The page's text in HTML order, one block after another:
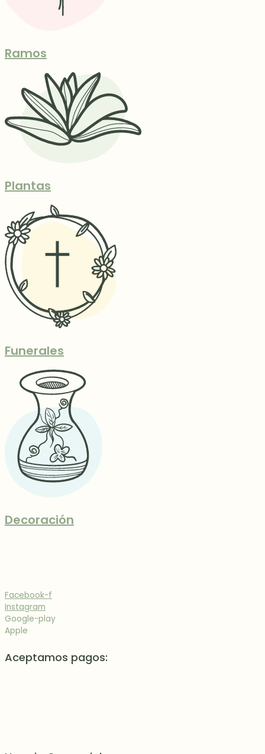
Ramos
Plantas
Funerales
Decoración
Facebook-f
Instagram
Google-play
Apple
Aceptamos pagos: